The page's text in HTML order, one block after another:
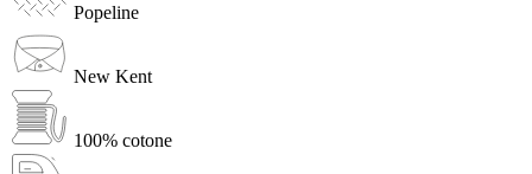
Popeline
New Kent
100% cotone